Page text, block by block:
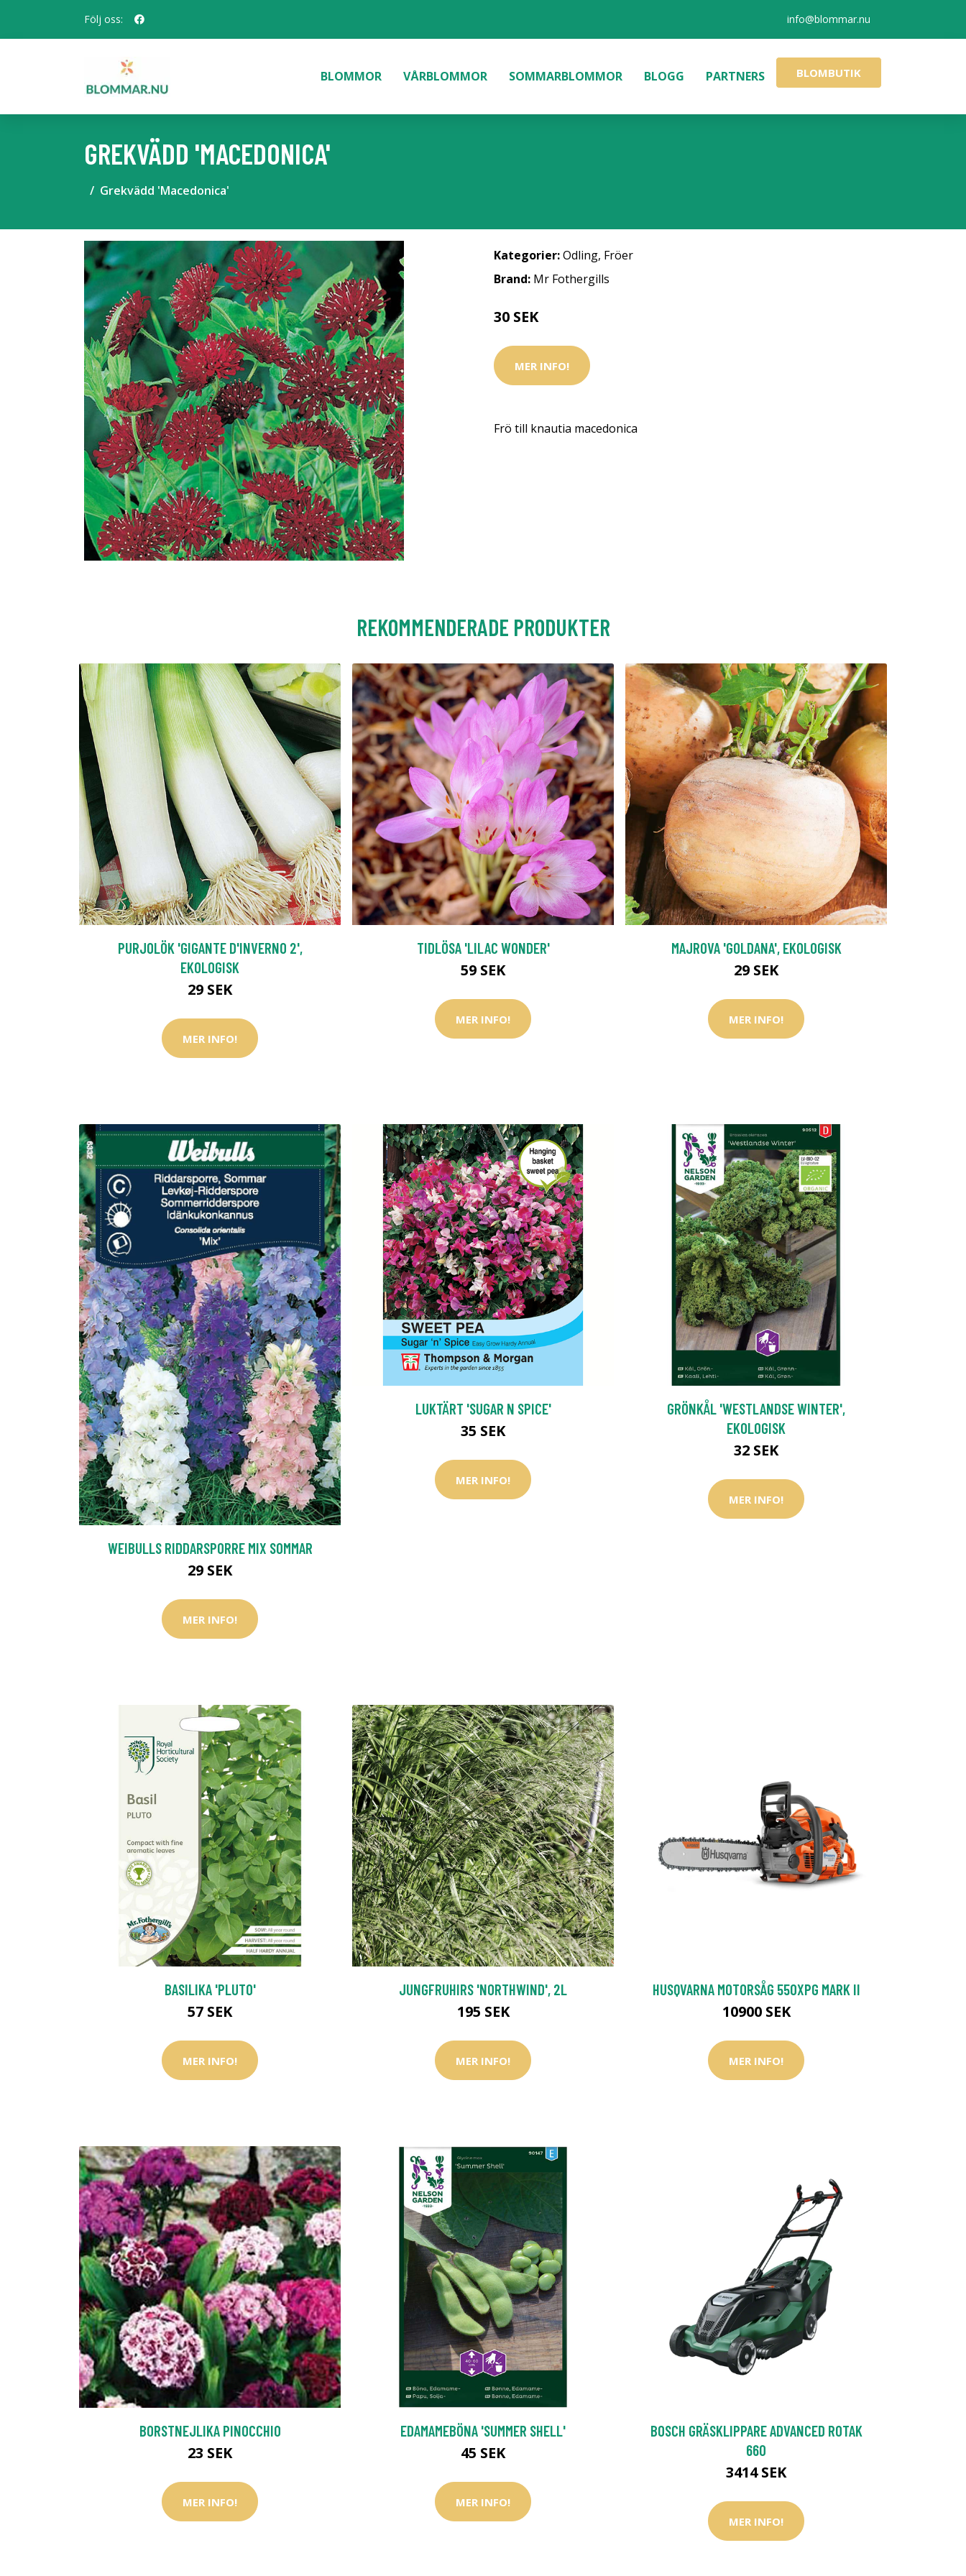
Följ oss: info@blommar.nu
BLOMMOR VÅRBLOMMOR SOMMARBLOMMOR BLOGG PARTNERS BLOMBUTIK
GREKVÄDD 'MACEDONICA'
Grekvädd 'Macedonica'
Kategorier:Odling, Fröer
Brand: Mr Fothergills
30 SEK
MER INFO!
Frö till knautia macedonica
REKOMMENDERADE PRODUKTER
PURJOLÖK 'GIGANTE D'INVERNO 2',
EKOLOGISK
29 SEK
MER INFO!
TIDLÖSA 'LILAC WONDER'
59 SEK
MER INFO!
MAJROVA 'GOLDANA', EKOLOGISK
29 SEK
MER INFO!
WEIBULLS RIDDARSPORRE MIX SOMMAR
29 SEK
MER INFO!
LUKTÄRT 'SUGAR N SPICE'
35 SEK
MER INFO!
GRÖNKÅL 'WESTLANDSE WINTER',
EKOLOGISK
32 SEK
MER INFO!
BASILIKA 'PLUTO'
57 SEK
MER INFO!
JUNGFRUHIRS 'NORTHWIND', 2L
195 SEK
MER INFO!
HUSQVARNA MOTORSÅG 550XPG MARK II
10900 SEK
MER INFO!
BORSTNEJLIKA PINOCCHIO
23 SEK
MER INFO!
EDAMAMEBÖNA 'SUMMER SHELL'
45 SEK
MER INFO!
BOSCH GRÄSKLIPPARE ADVANCED ROTAK
660
3414 SEK
MER INFO!